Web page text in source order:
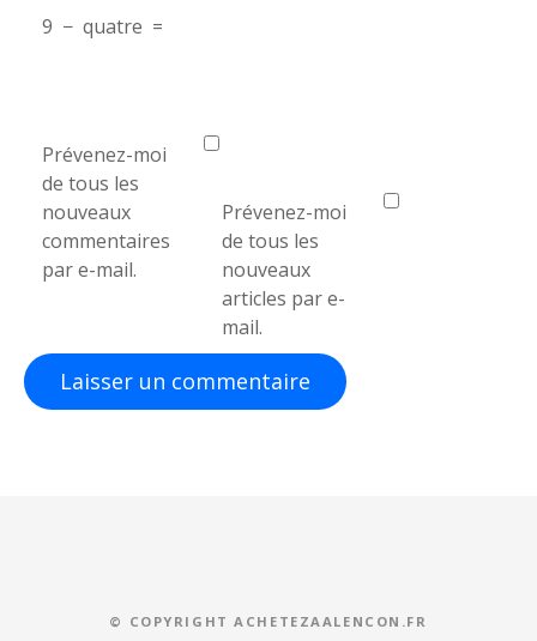
9 − quatre =
Prévenez-moi
de tous les
nouveaux
commentaires
par e-mail.
Prévenez-moi
de tous les
nouveaux
articles par e-
mail.
© COPYRIGHT ACHETEZAALENCON.FR